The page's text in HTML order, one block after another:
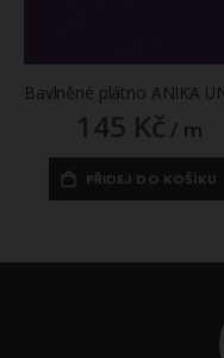
145 Kč / m
PŘIDEJ DO KOŠÍKU